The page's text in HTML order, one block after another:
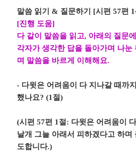
말씀 읽기 & 질문하기 [시편57편
[진행 도움]
다 같이 말씀을 읽고, 아래의 질문
각자가 생각한 답을 돌아가며 나눈
며 말씀을 바르게 이해해요.
- 다윗은 어려움이 다 지나갈 때까
했나요? (1 절)
(시편57편 1 절: 다윗은 어려움이
날개 그늘 아래서 피하겠다고 하며
도합니다.)